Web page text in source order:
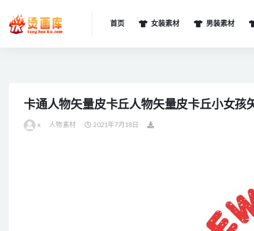
首页 女装素材 男装素材
卡通人物矢量皮卡丘人物矢量皮卡丘小女
x 人物素材 2021年7月18日